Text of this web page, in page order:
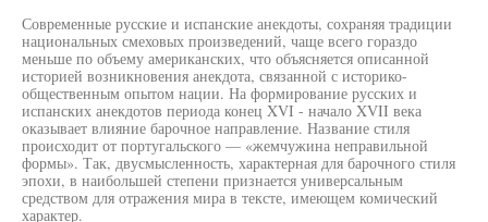
Современные русские и испанские анекдоты, сохраняя традиции
национальных смеховых произведений, чаще всего гораздо
меньше по объему американских, что объясняется описанной
историей возникновения анекдота, связанной с историко-
общественным опытом нации. На формирование русских и
испанских анекдотов периода конец XVI - начало XVII века
оказывает влияние барочное направление. Название стиля
происходит от португальского — «жемчужина неправильной
формы». Так, двусмысленность, характерная для барочного стиля
эпохи, в наибольшей степени признается универсальным
средством для отражения мира в тексте, имеющем комический
характер.